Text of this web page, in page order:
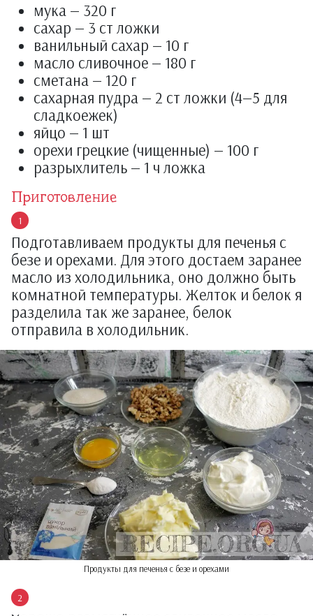
мука — 320 г
сахар — 3 ст ложки
ванильный сахар — 10 г
масло сливочное — 180 г
сметана — 120 г
сахарная пудра — 2 ст ложки (4—5 для
сладкоежек)
яйцо — 1 шт
орехи грецкие (чищенные) — 100 г
разрыхлитель — 1 ч ложка
Приготовление
Подготавливаем продукты для печенья с
безе и орехами. Для этого достаем заранее
масло из холодильника, оно должно быть
комнатной температуры. Желток и белок я
разделила так же заранее, белок
отправила в холодильник.
Продукты для печенья с безе и орехами